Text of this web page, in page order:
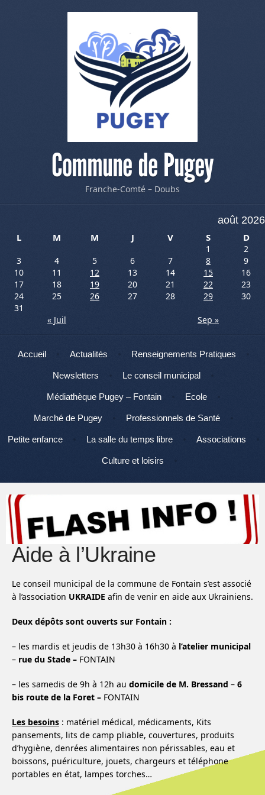
Commune de Pugey
Franche-Comté – Doubs
août 2026
L
M M J V S D
1
2
3
4 5 6 7 8
9
10
11 12 13 14 15
16
17
18 19 20 21 22
23
24
25 26 27 28 29
30
31
« Juil
Sep »
Menu
Aller au contenu
Accueil Actualités Renseignements Pratiques
Newsletters Le conseil municipal
Médiathèque Pugey – Fontain Ecole
Marché de Pugey Professionnels de Santé
Petite enfance La salle du temps libre Associations
Culture et loisirs
Aide à l’Ukraine
Le conseil municipal de la commune de Fontain s’est associé
à l’association UKRAIDE afin de venir en aide aux Ukrainiens.
Deux dépôts sont ouverts sur Fontain :
– les mardis et jeudis de 13h30 à 16h30 à l’atelier municipal
– rue du Stade – FONTAIN
– les samedis de 9h à 12h au domicile de M. Bressand – 6
bis route de la Foret – FONTAIN
Les besoins : matériel médical, médicaments, Kits
pansements, lits de camp pliable, couvertures, produits
d’hygiène, denrées alimentaires non périssables, eau et
boissons, puériculture, jouets, chargeurs et téléphone
portables en état, lampes torches…